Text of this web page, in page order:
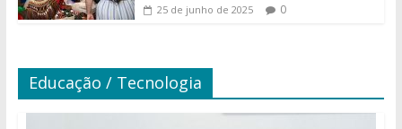
25 de junho de 2025 0
Educação / Tecnologia